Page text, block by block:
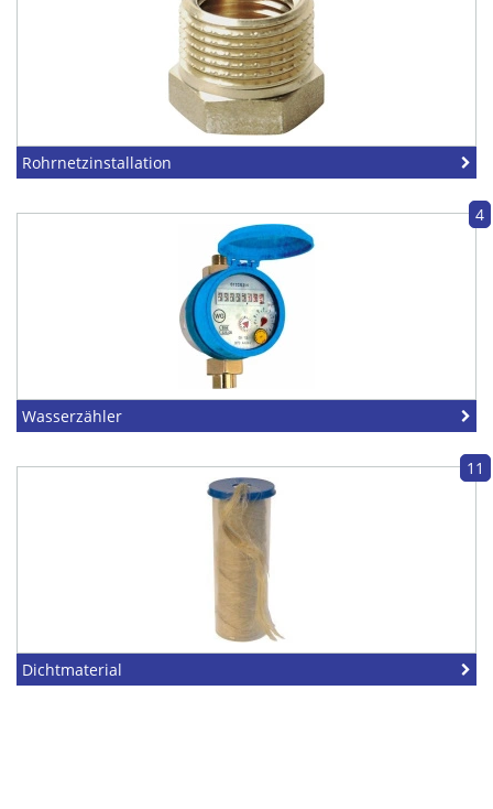
Rohrnetzinstallation
4
Wasserzähler
11
Dichtmaterial